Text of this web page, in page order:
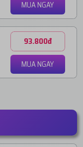
MUA NGAY
93.800đ
MUA NGAY